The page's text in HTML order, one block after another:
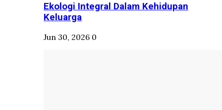
Ekologi Integral Dalam Kehidupan
Keluarga
Jun 30, 2026 0